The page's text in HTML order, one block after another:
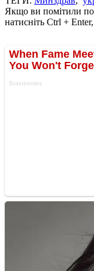
Якщо ви помітили
натисніть Ctrl +